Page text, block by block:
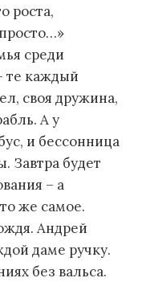
роста,
среди
те каждый
своя дружина,
А у
и бессонница
Завтра будет
– а
же самое.
Андрей
даме ручку.
без вальса.